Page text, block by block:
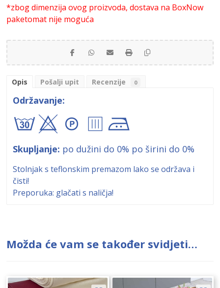
*zbog dimenzija ovog proizvoda, dostava na BoxNow
paketomat nije moguća
Opis Pošalji upit Recenzije 0
Održavanje:
axA8"
Skupljanje: po dužini do 0% po širini do 0%
Stolnjak s teflonskim premazom lako se održava i
čisti!
Preporuka: glačati s naličja!
Možda će vam se također svidjeti…